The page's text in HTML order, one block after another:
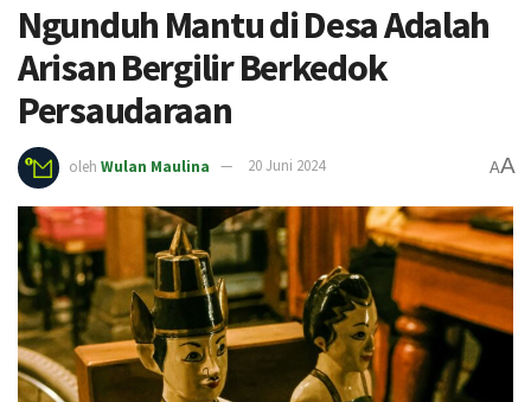
Ngunduh Mantu di Desa Adalah
Arisan Bergilir Berkedok
Persaudaraan
oleh Wulan Maulina 20 Juni 2024 AA